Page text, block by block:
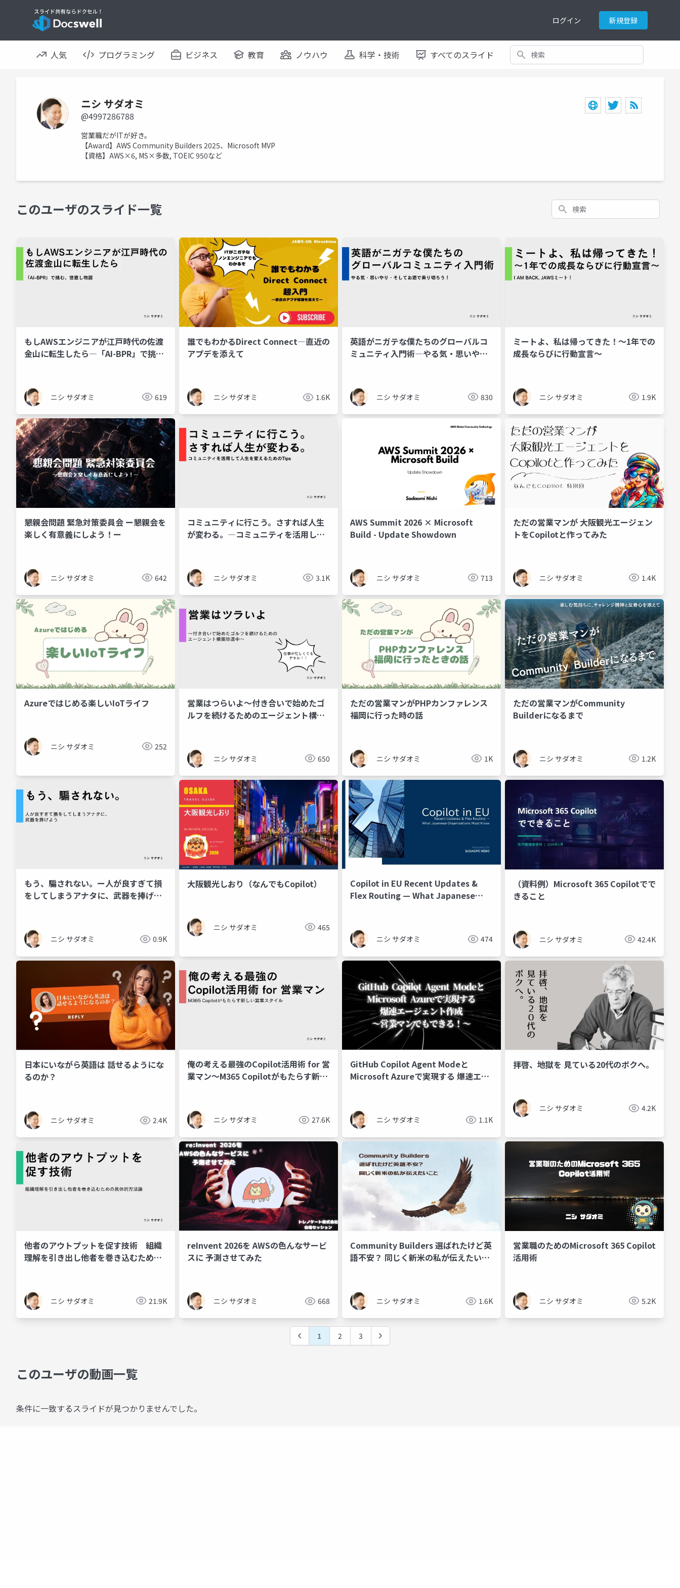
ログイン 新規登録
人気 プログラミング ビジネス 教育 ノウハウ 科学・技術 すべてのスライド 検索
ニシ サダオミ
@4997286788
営業職だがITが好き。
【Award】AWS Community Builders 2025、Microsoft MVP
【資格】AWS×6, MS×多数, TOEIC 950など
このユーザのスライド一覧 検索
もしAWSエンジニアが江戸時代の佐渡
金山に転生したら―「AI-BPR」で挑
ニシ サダオミ 619
誰でもわかるDirect Connect―直近の
アプデを添えて
ニシ サダオミ 1.6K
英語がニガテな僕たちのグローバルコ
ミュニティ入門術―やる気・思いや
ニシ サダオミ 830
ミートよ、私は帰ってきた！〜1年での
成長ならびに行動宣言〜
ニシ サダオミ 1.9K
懇親会問題 緊急対策委員会 ー懇親会を
楽しく有意義にしよう！ー
ニシ サダオミ 642
コミュニティに行こう。さすれば人生
が変わる。―コミュニティを活用して
ニシ サダオミ 3.1K
AWS Summit 2026 × Microsoft
Build - Update Showdown
ニシ サダオミ 713
ただの営業マンが 大阪観光エージェン
トをCopilotと作ってみた
ニシ サダオミ 1.4K
Azureではじめる楽しいIoTライフ
ニシ サダオミ 252
営業はつらいよ〜付き合いで始めたゴ
ルフを続けるためのエージェント構築
ニシ サダオミ 650
ただの営業マンがPHPカンファレンス
福岡に行った時の話
ニシ サダオミ 1K
ただの営業マンがCommunity
Builderになるまで
ニシ サダオミ 1.2K
もう、騙されない。ー人が良すぎて損
をしてしまうアナタに、武器を捧げよ
ニシ サダオミ 0.9K
大阪観光しおり（なんでもCopilot）
ニシ サダオミ 465
Copilot in EU Recent Updates &
Flex Routing — What Japanese
ニシ サダオミ 474
（資料例）Microsoft 365 Copilotでで
きること
ニシ サダオミ 42.4K
日本にいながら英語は 話せるようにな
るのか？
ニシ サダオミ 2.4K
俺の考える最強のCopilot活用術 for 営
業マン～M365 Copilotがもたらす新し
ニシ サダオミ 27.6K
GitHub Copilot Agent Modeと
Microsoft Azureで実現する 爆速エー
ニシ サダオミ 1.1K
拝啓、地獄を 見ている20代のボクへ。
ニシ サダオミ 4.2K
他者のアウトプットを促す技術 組織
理解を引き出し他者を巻き込むための
ニシ サダオミ 21.9K
reInvent 2026を AWSの色んなサービ
スに 予測させてみた
ニシ サダオミ 668
Community Builders 選ばれたけど英
語不安？ 同じく新米の私が伝えたいこ
ニシ サダオミ 1.6K
営業職のためのMicrosoft 365 Copilot
活用術
ニシ サダオミ 5.2K
1 2 3
このユーザの動画一覧
条件に一致するスライドが見つかりませんでした。